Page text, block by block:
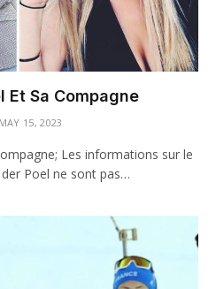
Et Sa Compagne
MAY 15, 2023
Les informations sur le
Poel ne sont pas…